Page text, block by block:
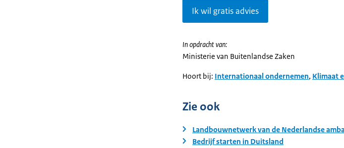
Ik wil gratis advies
In opdracht van:
Ministerie van Buitenlandse Zaken
Hoort bij: Internationaal ondernemen, Klimaat
Zie ook
Landbouwnetwerk van de Nederlandse
Bedrijf starten in Duitsland